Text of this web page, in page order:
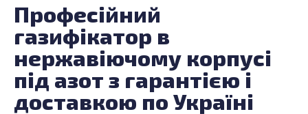
Професійний
газифікатор в
нержавіючому корпусі
під азот з гарантією і
доставкою по Україні